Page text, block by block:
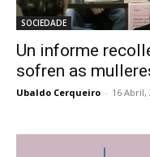
SOCIEDADE
Un informe
sofren as
Ubaldo Cerqueiro - 16 Abril,